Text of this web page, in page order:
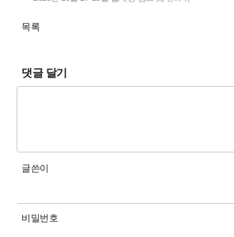
목록
댓글 달기
글쓴이
비밀번호